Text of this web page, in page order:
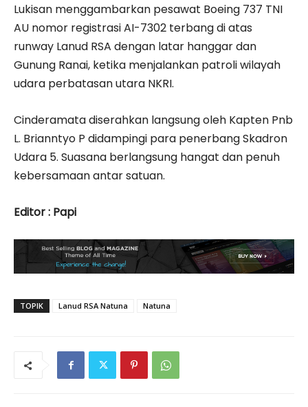
Lukisan menggambarkan pesawat Boeing 737 TNI
AU nomor registrasi AI-7302 terbang di atas
runway Lanud RSA dengan latar hanggar dan
Gunung Ranai, ketika menjalankan patroli wilayah
udara perbatasan utara NKRI.
Cinderamata diserahkan langsung oleh Kapten Pnb
L. Brianntyo P didampingi para penerbang Skadron
Udara 5. Suasana berlangsung hangat dan penuh
kebersamaan antar satuan.
Editor : Papi
TOPIK Lanud RSA Natuna Natuna